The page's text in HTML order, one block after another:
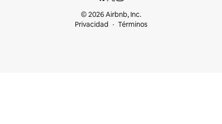
© 2026 Airbnb, Inc.
Privacidad
Términos